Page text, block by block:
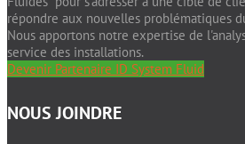
répondre aux nouvelles problématiques
Nous apportons notre expertise de
service des installations.
Devenir Partenaire ID System Fluid
NOUS JOINDRE